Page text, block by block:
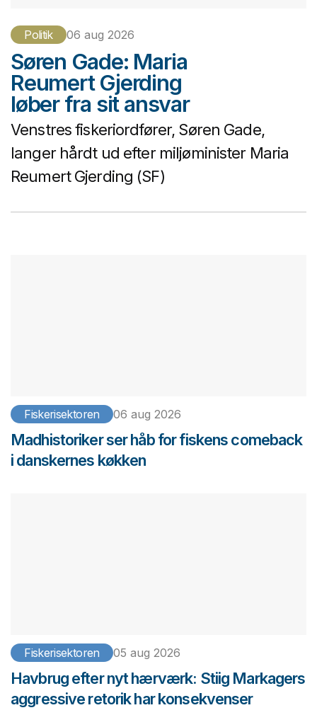
Politik 06 aug 2026
Søren Gade: Maria
Reumert Gjerding
løber fra sit ansvar
Venstres fiskeriordfører, Søren Gade,
langer hårdt ud efter miljøminister Maria
Reumert Gjerding (SF)
Fiskerisektoren 06 aug 2026
Madhistoriker ser håb for fiskens comeback
i danskernes køkken
Fiskerisektoren 05 aug 2026
Havbrug efter nyt hærværk: Stiig Markagers
aggressive retorik har konsekvenser